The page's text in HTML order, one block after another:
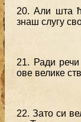
20. Али шта
знаш слугу
21. Ради
ове велике
22. Зато си